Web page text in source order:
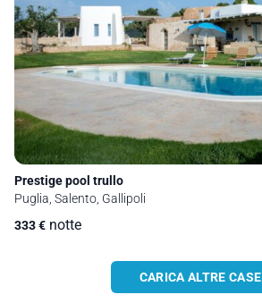
Prestige pool trullo
Puglia, Salento, Gallipoli
333€ notte
CARICA ALTRE CASE